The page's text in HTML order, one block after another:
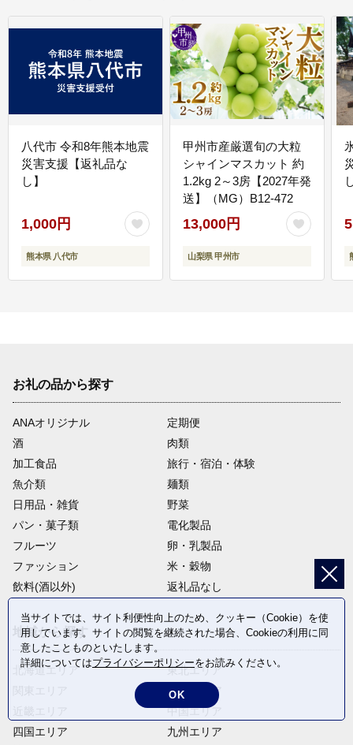
八代市 令和8年熊本地震
災害支援【返礼品な
し】
1,000円
熊本県 八代市
甲州市産厳選旬の大粒
シャインマスカット 約
1.2kg 2～3房【2027年発
送】（MG）B12-472
13,000円
山梨県 甲州市
お礼の品から探す
ANAオリジナル
定期便
酒
肉類
加工食品
旅行・宿泊・体験
魚介類
麺類
日用品・雑貨
野菜
パン・菓子類
電化製品
フルーツ
卵・乳製品
ファッション
米・穀物
飲料(酒以外)
返礼品なし
地域から探す
北海道エリア
四国エリア
東北エリア
中部エリア
中国エリア
九州エリア
当サイトでは、サイト利便性向上のため、クッキー（Cookie）を使
用しています。サイトの閲覧を継続された場合、Cookieの利用に同
意したことものといたします。
詳細についてはプライバシーポリシーをお読みください。
OK